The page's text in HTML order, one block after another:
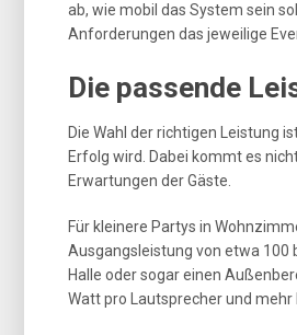
ab, wie mobil das System sein
Anforderungen das jeweilige
Die passende
Die Wahl der richtigen Leistung
Erfolg wird. Dabei kommt es
Erwartungen der Gäste.
Für kleinere Partys in
Ausgangsleistung von etwa 100
Halle oder sogar einen
Watt pro Lautsprecher und mehr